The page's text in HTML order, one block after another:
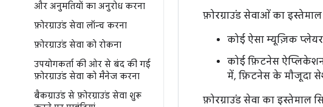
और अनुमतियों का अनुरोध करना
फ़ोरग्राउंड सेवा लॉन्च करना
फ़ोरग्राउंड सेवा को रोकना
उपयोगकर्ता की ओर से बंद की गई
फ़ोरग्राउंड सेवा को मैनेज करना
बैकग्राउंड से फ़ोरग्राउंड सेवा शुरू
फ़ोरग्राउंड सेवाओं का
कोई ऐसा म्यूज़िक
कोई फ़िटनेस ऐप्लिकेशन,
में, फ़िटनेस के मौजूदा
फ़ोरग्राउंड सेवा का इस्तेमाल